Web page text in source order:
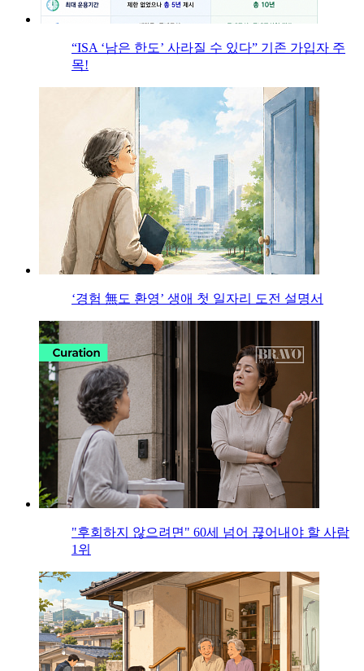
“ISA ‘남은 한도’ 사라질 수 있다” 기존 가입자 주
목!
‘경험 無도 환영’ 생애 첫 일자리 도전 설명서
"후회하지 않으려면" 60세 넘어 끊어내야 할 사람
1위